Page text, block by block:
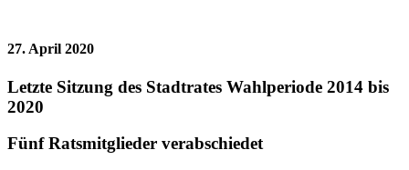
27. April 2020
Letzte Sitzung des Stadtrates Wahlperiode 2014 bis
2020
Fünf Ratsmitglieder verabschiedet